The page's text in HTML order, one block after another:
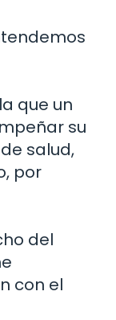
que un
su
salud,
por
del
con el